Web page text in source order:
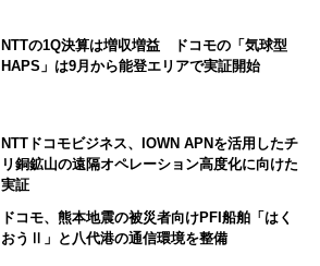
NTTの1Q決算は増収増益 ドコモの「気球型
HAPS」は9月から能登エリアで実証開始
NTTドコモビジネス、IOWN APNを活用したチ
リ銅鉱山の遠隔オペレーション高度化に向けた
実証
ドコモ、熊本地震の被災者向けPFI船舶「はく
おうⅡ」と八代港の通信環境を整備